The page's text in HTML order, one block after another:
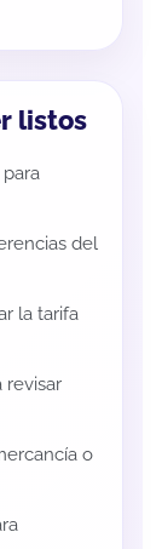
listos
del
la tarifa
revisar
o